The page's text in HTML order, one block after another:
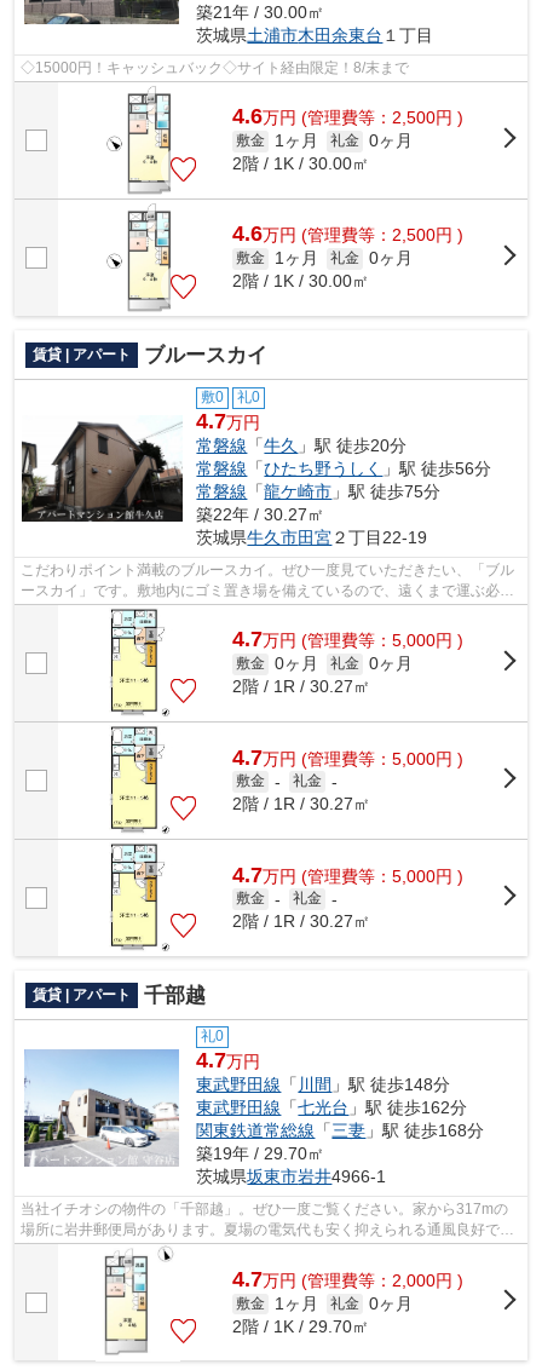
築21年 / 30.00㎡
茨城県土浦市木田余東台 １丁目
◇15000円！キャッシュバック◇サイト経由限定！8/末まで
4.6万円 (管理費等：2,500円 )
敷金 1ヶ月 礼金 0ヶ月
2階 / 1K / 30.00㎡
4.6万円 (管理費等：2,500円 )
敷金 1ヶ月 礼金 0ヶ月
2階 / 1K / 30.00㎡
賃貸 | アパート ブルースカイ
敷0 礼0
4.7万円
常磐線 「牛久 」駅 徒歩20分
常磐線 「ひたち野うしく
」駅 徒歩56分
常磐線 「龍ケ崎市 」駅 徒歩75分
築22年 / 30.27㎡
茨城県牛久市田宮２丁目22-19
こだわりポイント満載のブルースカイ。ぜひ一度見ていただきたい、「ブル
ースカイ」です。敷地内にゴミ置き場を備えているので、遠くまで運ぶ必要
がなくゴミ出しが楽になります。こち...
4.7万円 (管理費等：5,000円 )
敷金 0ヶ月 礼金 0ヶ月
2階 / 1R / 30.27㎡
4.7万円 (管理費等：5,000円 )
敷金 - 礼金 -
2階 / 1R / 30.27㎡
4.7万円 (管理費等：5,000円 )
敷金 - 礼金 -
2階 / 1R / 30.27㎡
賃貸 | アパート 千部越
礼0
4.7万円
東武野田線 「 川間 」駅 徒歩148分
東武野田線 「七光台 」駅 徒歩162分
関東鉄道常総線 「三妻 」駅 徒歩168分
築19年 / 29.70㎡
茨城県坂東市岩井4966-1
当社イチオシの物件の「千部越」。ぜひ一度ご覧ください。家から317mの
場所に岩井郵便局があります。夏場の電気代も安く抑えられる通風良好で快
適な物件です。こちらの物件はアパート...
4.7万円 (管理費等：2,000円 )
敷金 1ヶ月 礼金 0ヶ月
2階 / 1K / 29.70㎡